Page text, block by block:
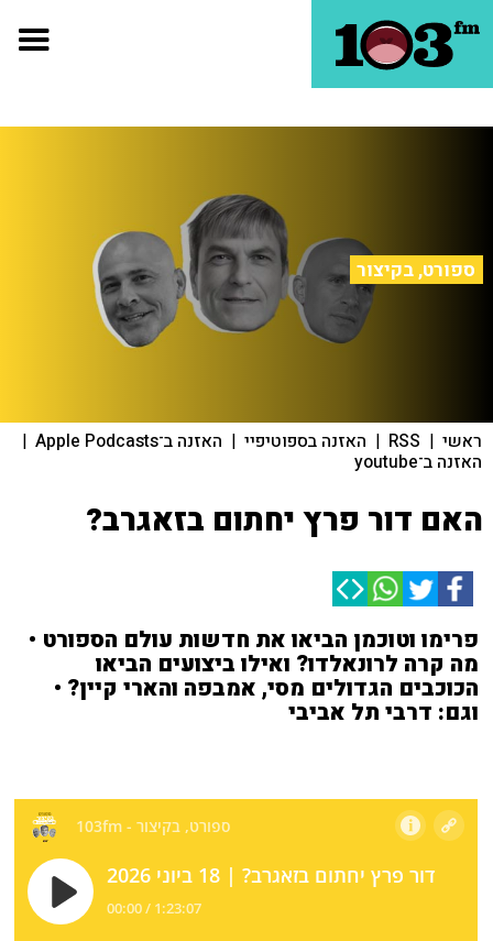
ספורט, בקיצור
ראשי |
RSS
| האזנה בספוטיפיי | האזנה ב־Apple Podcasts |
האזנה ב־youtube
האם דור פרץ יחתום בזאגרב?
פרימו וטוכמן הביאו את חדשות עולם הספורט •
מה קרה לרונאלדו? ואילו ביצועים הביאו
הכוכבים הגדולים מסי, אמבפה והארי קיין? •
וגם: דרבי תל אביבי